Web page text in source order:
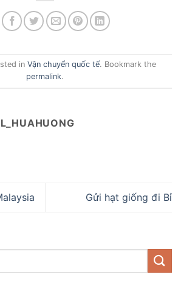
in Vận chuyển quốc tế. Bookmark the
permalink.
Gửi hạt giống đi Bỉ